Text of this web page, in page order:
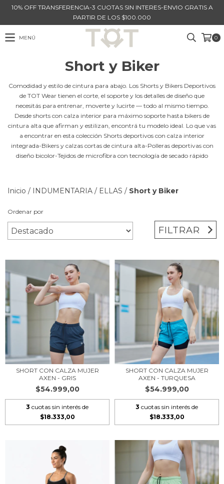
10% OFF TRANSFERENCIA-3 CUOTAS SIN INTERES-ENVIO GRATIS A
PARTIR DE LOS $100.000
MENÚ 0
Short y Biker
Comodidad y estilo de cintura para abajo. Los Shorts y Bikers Deportivos
de TOT Wear tienen el corte, el soporte y los detalles de diseño que
necesitás para entrenar, moverte y lucirte — todo al mismo tiempo.
Desde shorts con calza interior para máximo soporte hasta bikers de
cintura alta que afirman y estilizan, encontrá tu modelo ideal. Lo que vas
a encontrar en esta colección Shorts deportivos con calza interior
integrada-Bikers y calzas cortas de cintura alta-Polleras deportivas con
diseño bicolor-Tejidos de microfibra con tecnología de secado rápido
Inicio / INDUMENTARIA / ELLAS / Short y Biker
Ordenar por
FILTRAR
SHORT CON CALZA MUJER
AXEN - GRIS
$54.999,00
3 cuotas sin interés de
$18.333,00
SHORT CON CALZA MUJER
AXEN - TURQUESA
$54.999,00
3 cuotas sin interés de
$18.333,00